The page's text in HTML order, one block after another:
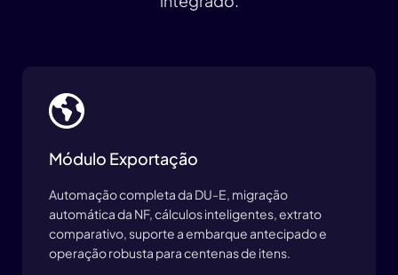
Módulo Exportação
Automação completa da DU-E, migração
automática da NF, cálculos inteligentes, extrato
comparativo, suporte a embarque antecipado e
operação robusta para centenas de itens.